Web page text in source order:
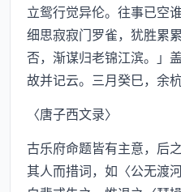
立鸳行觉异伦。往事已空
细思寂寂门罗雀，犹胜累
否，渐谋归老锦江滨。」
故并记云。三月癸巳，余
〈唐子西文录〉
古乐府命题皆有主意，后
其人而措词，如〈公无渡